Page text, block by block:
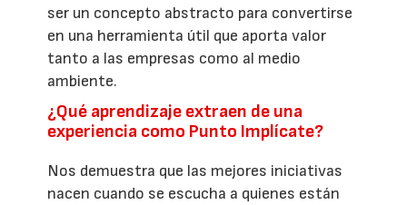
ser un concepto abstracto para convertirse
en una herramienta útil que aporta valor
tanto a las empresas como al medio
ambiente.
¿Qué aprendizaje extraen de una
experiencia como Punto Implícate?
Nos demuestra que las mejores iniciativas
nacen cuando se escucha a quienes están